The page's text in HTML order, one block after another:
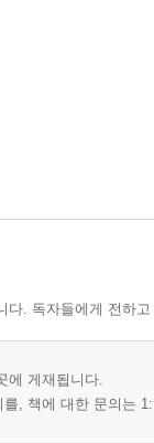
이구나!
려주자
출 10억 CEO가 되
나다
마르는 6주
까지, 아름답고 치
다. 독자들에게 전하
에 게재됩니다.
, 책에 대한 문의는